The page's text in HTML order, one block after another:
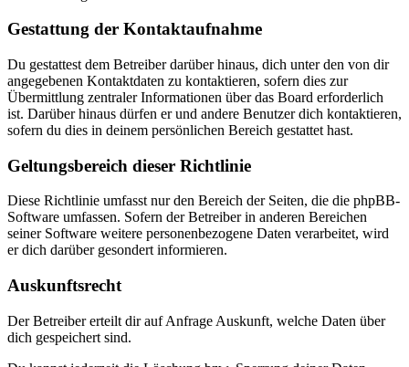
Gestattung der Kontaktaufnahme
Du gestattest dem Betreiber darüber hinaus, dich unter den von dir
angegebenen Kontaktdaten zu kontaktieren, sofern dies zur
Übermittlung zentraler Informationen über das Board erforderlich
ist. Darüber hinaus dürfen er und andere Benutzer dich kontaktieren,
sofern du dies in deinem persönlichen Bereich gestattet hast.
Geltungsbereich dieser Richtlinie
Diese Richtlinie umfasst nur den Bereich der Seiten, die die phpBB-
Software umfassen. Sofern der Betreiber in anderen Bereichen
seiner Software weitere personenbezogene Daten verarbeitet, wird
er dich darüber gesondert informieren.
Auskunftsrecht
Der Betreiber erteilt dir auf Anfrage Auskunft, welche Daten über
dich gespeichert sind.